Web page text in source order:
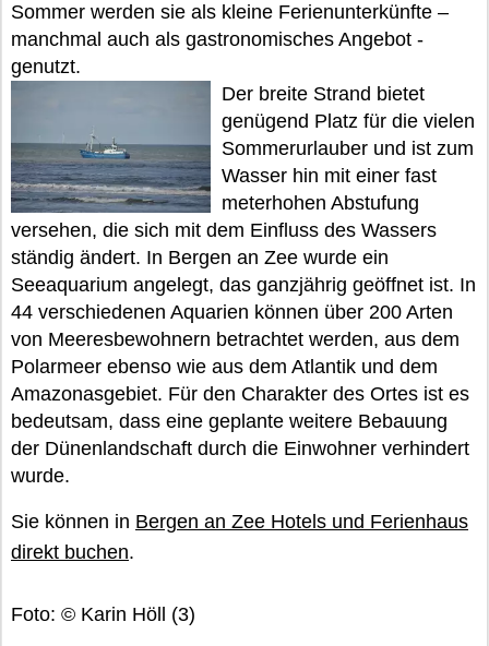
Sommer werden sie als kleine Ferienunterkünfte –
manchmal auch als gastronomisches Angebot -
genutzt.
Der breite Strand bietet
genügend Platz für die vielen
Sommerurlauber und ist zum
Wasser hin mit einer fast
meterhohen Abstufung
versehen, die sich mit dem Einfluss des Wassers
ständig ändert. In Bergen an Zee wurde ein
Seeaquarium angelegt, das ganzjährig geöffnet ist. In
44 verschiedenen Aquarien können über 200 Arten
von Meeresbewohnern betrachtet werden, aus dem
Polarmeer ebenso wie aus dem Atlantik und dem
Amazonasgebiet. Für den Charakter des Ortes ist es
bedeutsam, dass eine geplante weitere Bebauung
der Dünenlandschaft durch die Einwohner verhindert
wurde.
Sie können in Bergen an Zee Hotels und Ferienhaus
direkt buchen.
Foto: © Karin Höll (3)